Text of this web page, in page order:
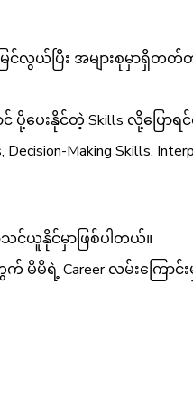
င်လွယ်ပြီး အများစုမှာရှိတတ်
ေးနိုင်တဲ့ Skills လို့ပြောရင်
Making Skills,
သင်ယူနိုင်မှာဖြစ်ပါတယ်။
မိရဲ့ Career လမ်းကြော